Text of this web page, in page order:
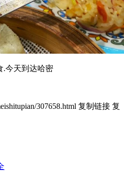
.今天到达哈密
307658.html 复制链接 复